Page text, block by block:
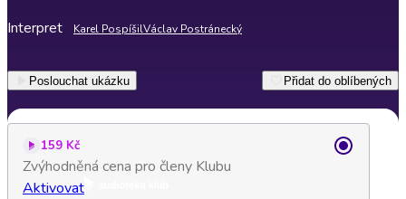
Interpret Karel PospíšilVáclav Postránecký
Poslouchat ukázku Přidat do oblíbených
159 Kč
Zvýhodněná cena pro členy Klubu
Aktivovat